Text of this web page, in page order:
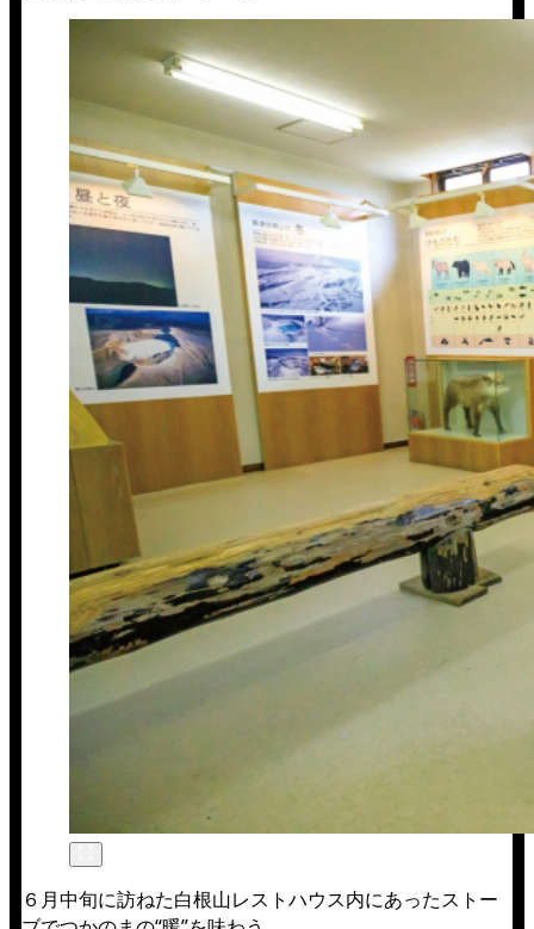
６月中旬に訪ねた白根山レストハウス内にあったストー